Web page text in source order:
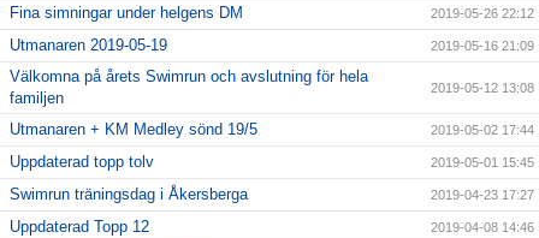
Fina simningar under helgens DM 2019-05-26 22:12
Utmanaren 2019-05-19 2019-05-16 21:09
Välkomna på årets Swimrun och avslutning för hela
familjen
2019-05-12 13:08
Utmanaren + KM Medley sönd 19/5 2019-05-02 17:44
Uppdaterad topp tolv 2019-05-01 15:45
Swimrun träningsdag i Åkersberga 2019-04-23 17:27
Uppdaterad Topp 12 2019-04-08 14:46